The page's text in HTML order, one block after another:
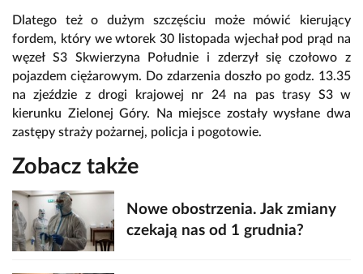
Dlatego też o dużym szczęściu może mówić kierujący
fordem, który we wtorek 30 listopada wjechał pod prąd na
węzeł S3 Skwierzyna Południe i zderzył się czołowo z
pojazdem ciężarowym. Do zdarzenia doszło po godz. 13.35
na zjeździe z drogi krajowej nr 24 na pas trasy S3 w
kierunku Zielonej Góry. Na miejsce zostały wysłane dwa
zastępy straży pożarnej, policja i pogotowie.
Zobacz także
Nowe obostrzenia. Jak zmiany
czekają nas od 1 grudnia?